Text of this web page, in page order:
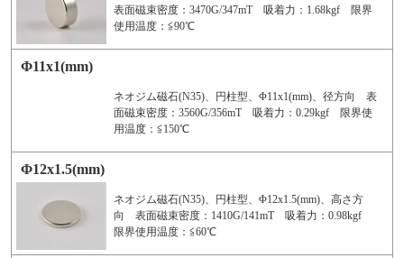
表面磁束密度：3470G/347mT 吸着力：1.68kgf 限界
使用温度：≦90℃
Φ11x1(mm)
ネオジム磁石(N35)、円柱型、Φ11x1(mm)、径方向 表
面磁束密度：3560G/356mT 吸着力：0.29kgf 限界使
用温度：≦150℃
Φ12x1.5(mm)
ネオジム磁石(N35)、円柱型、Φ12x1.5(mm)、高さ方
向 表面磁束密度：1410G/141mT 吸着力：0.98kgf
限界使用温度：≦60℃